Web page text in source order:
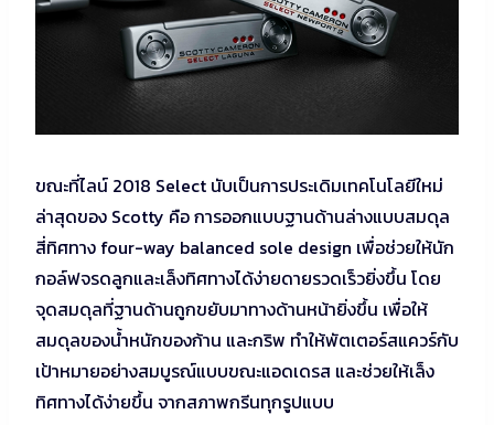
ขณะที่ไลน์ 2018 Select นับเป็นการประเดิมเทคโนโลยีใหม่
ล่าสุดของ Scotty คือ การออกแบบฐานด้านล่างแบบสมดุล
สี่ทิศทาง four-way balanced sole design เพื่อช่วยให้นัก
กอล์ฟจรดลูกและเล็งทิศทางได้ง่ายดายรวดเร็วยิ่งขึ้น โดย
จุดสมดุลที่ฐานด้านถูกขยับมาทางด้านหน้ายิ่งขึ้น เพื่อให้
สมดุลของน้ำหนักของก้าน และกริพ ทำให้พัตเตอร์สแควร์กับ
เป้าหมายอย่างสมบูรณ์แบบขณะแอดเดรส และช่วยให้เล็ง
ทิศทางได้ง่ายขึ้น จากสภาพกรีนทุกรูปแบบ